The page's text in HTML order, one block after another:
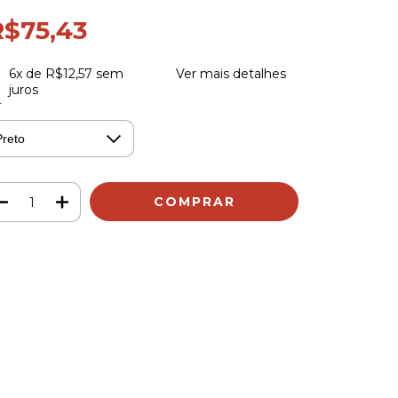
6x de R$12,57 sem
juros
Ver mais detalhes